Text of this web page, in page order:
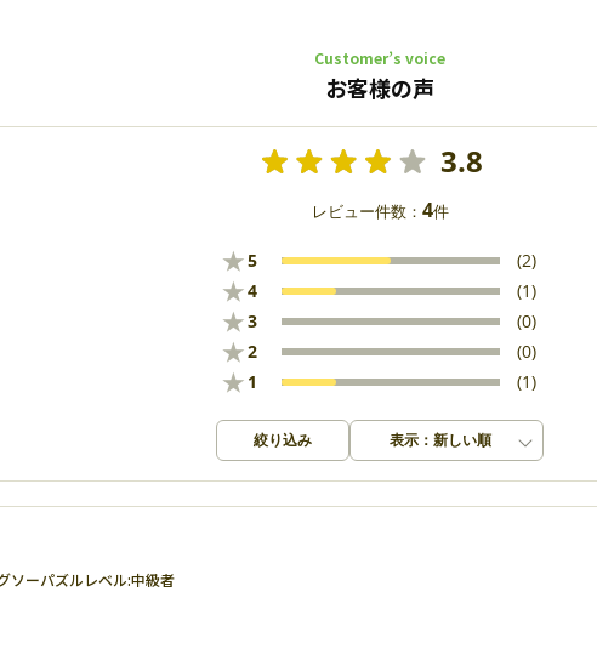
Customer’s voice
お客様の声
3.8
レビュー件数： 4件
★5 (2)
★4 (1)
★3 (0)
★2 (0)
★ 1 (1)
絞り込み 表示：新しい順
ソーパズルレベル:中級者